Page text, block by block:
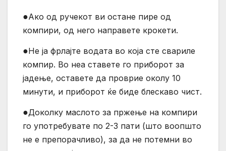
●Ако од ручекот ви остане пире од
компири, од него направете крокети.
●Не ја фрлајте водата во која сте свариле
компир. Во неа ставете го приборот за
јадење, оставете да проврие околу 10
минути, и приборот ќе биде блескаво чист.
●Доколку маслото за пржење на компири
го употребувате по 2-3 пати (што воопшто
не е препорачливо), за да не потемни во